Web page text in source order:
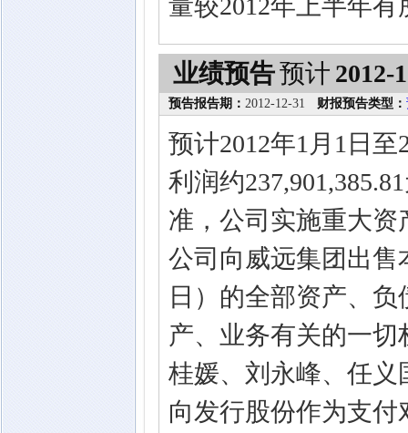
量较2012年上半年
业绩预告预计 2012-
预告报告期： 2012-12-31 财报预告类型：
预计2012年1月1日
利润约
准，公司实施重大
公司向威远集团出售
日）的全部资产、
产、业务有关的一
桂媛、刘永峰、任
向发行股份作为支